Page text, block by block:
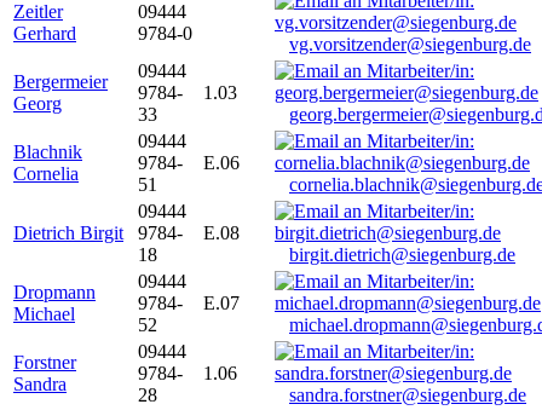
Zeitler
Gerhard
09444
9784-0
vg.vorsitzender@siegenburg.de
Bergermeier
Georg
09444
9784-
33
1.03
Blachnik
Cornelia
09444
9784-
51
E.06
Dietrich Birgit
09444
9784-
18
E.08
birgit.dietrich@siegenburg.de
Dropmann
Michael
09444
9784-
52
E.07
Forstner
Sandra
09444
9784-
28
1.06
sandra.forstner@siegenburg.de